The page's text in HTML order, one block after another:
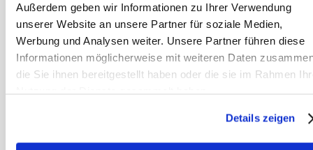
Außerdem geben wir Informationen zu Ihrer Verwendung
unserer Website an unsere Partner für soziale Medien,
Werbung und Analysen weiter. Unsere Partner führen diese
Informationen möglicherweise mit weiteren Daten
die Sie ihnen bereitgestellt haben oder die sie im Rahmen
Details zeigen
Insbesondere Pferde, bei denen man
schon in der Vergangenheit
„Reduktionsdiäten“ versucht hat und
die davon scheinbar eher noch mehr
man hier den Stoffwechsel in Ordnung,